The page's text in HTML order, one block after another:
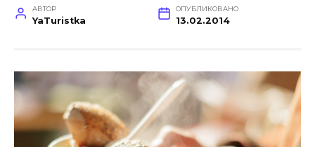
АВТОР
YaTuristka
ОПУБЛИКОВАНО
13.02.2014